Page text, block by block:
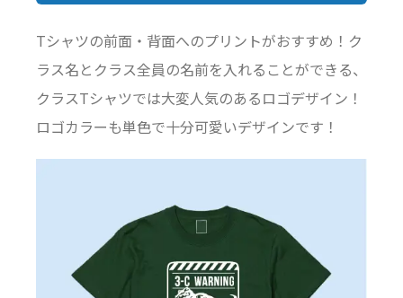
Tシャツの前面・背面へのプリントがおすすめ！ク
ラス名とクラス全員の名前を入れることができる、
クラスTシャツでは大変人気のあるロゴデザイン！
ロゴカラーも単色で十分可愛いデザインです！